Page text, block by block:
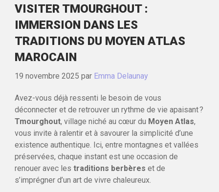
VISITER TMOURGHOUT :
IMMERSION DANS LES
TRADITIONS DU MOYEN ATLAS
MAROCAIN
19 novembre 2025 par Emma Delaunay
Avez-vous déjà ressenti le besoin de vous
déconnecter et de retrouver un rythme de vie apaisant ?
Tmourghout, village niché au cœur du Moyen Atlas,
vous invite à ralentir et à savourer la simplicité d’une
existence authentique. Ici, entre montagnes et vallées
préservées, chaque instant est une occasion de
renouer avec les traditions berbères et de
s’imprégner d’un art de vivre chaleureux.